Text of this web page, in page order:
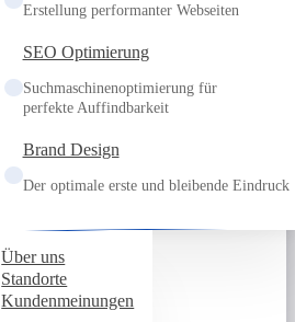
Erstellung performanter Webseiten
SEO Optimierung
Suchmaschinenoptimierung für
perfekte Auffindbarkeit
Brand Design
Der optimale erste und bleibende Eindruck
Über uns
Standorte
Kundenmeinungen